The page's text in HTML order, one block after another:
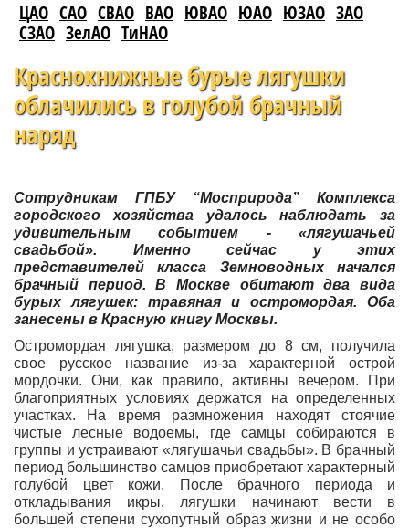
ЦАО САО СВАО ВАО ЮВАО ЮАО ЮЗАО ЗАО
СЗАО ЗелАО ТиНАО
Краснокнижные бурые лягушки
облачились в голубой брачный
наряд
Сотрудникам ГПБУ “Мосприрода” Комплекса
городского хозяйства удалось наблюдать за
удивительным событием - «лягушачьей
свадьбой». Именно сейчас у этих
представителей класса Земноводных начался
брачный период. В Москве обитают два вида
бурых лягушек: травяная и остромордая. Оба
занесены в Красную книгу Москвы.
Остромордая лягушка, размером до 8 см, получила
свое русское название из-за характерной острой
мордочки. Они, как правило, активны вечером. При
благоприятных условиях держатся на определенных
участках. На время размножения находят стоячие
чистые лесные водоемы, где самцы собираются в
группы и устраивают «лягушачьи свадьбы». В брачный
период большинство самцов приобретают характерный
голубой цвет кожи. После брачного периода и
откладывания икры, лягушки начинают вести в
большей степени сухопутный образ жизни и не особо